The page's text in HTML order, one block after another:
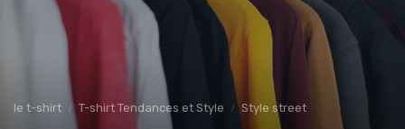
le t-shirt T-shirt Tendances et Style Style street